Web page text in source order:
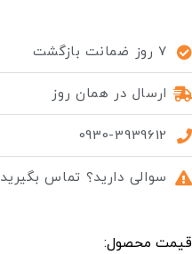
7 روز ضمانت بازگشت
ارسال در همان روز
0930-3939612
سوالی دارید؟ تماس بگیرید
قیمت محصول: